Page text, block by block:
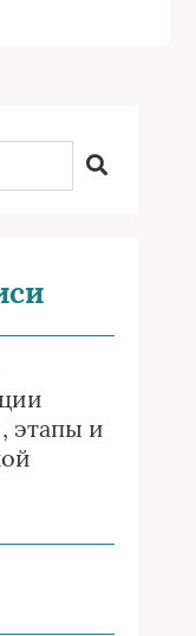
этапы и